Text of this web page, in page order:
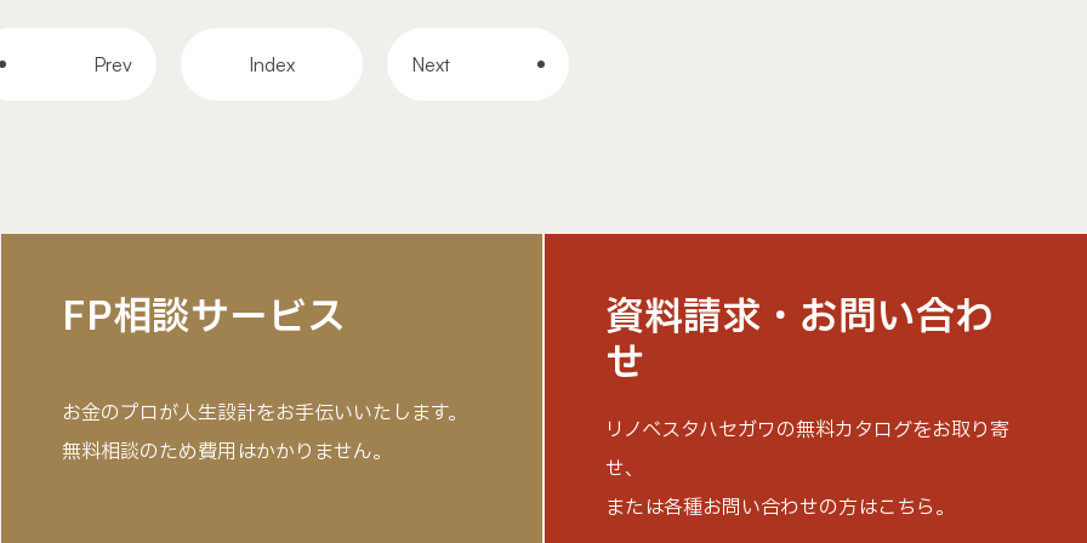
Prev Index Next
FP相談サービス
お金のプロが人生設計をお手伝いいたします。
無料相談のため費用はかかりません。
資料請求・ お問い合わ
せ
リノベスタハセガワの無料カタログをお取り寄
せ、
または各種お問い合わせの方はこちら。